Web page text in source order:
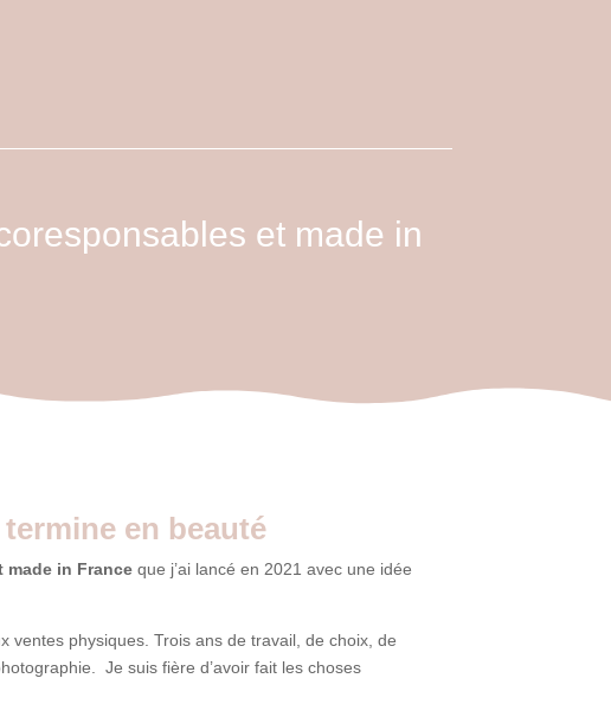
et made in
en beauté
made in France que j’ai lancé en 2021 avec une idée
ventes physiques. Trois ans de travail, de choix, de
Je suis fière d’avoir fait les choses